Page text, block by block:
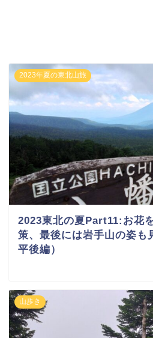
2023年夏の東北山旅
2023東北の夏Part11:お花
策、最後には岩手山の姿も
平後編）
山歩き